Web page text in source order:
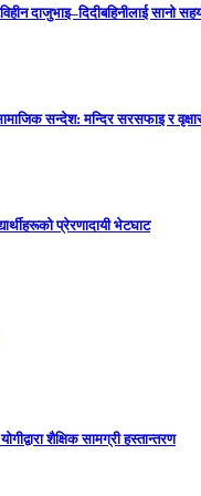
दाजुभाइ–दिदीबहिनीलाई सानो
सन्देश: मन्दिर सरसफाइ र
प्रेरणादायी भेटघाट
शैक्षिक सामग्री हस्तान्तरण